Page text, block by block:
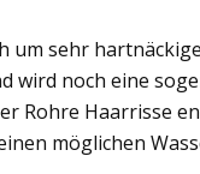
um sehr
wird noch eine
Rohre Haarrisse
möglichen